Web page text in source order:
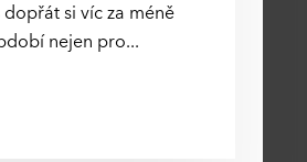
dopřát si víc za méně
nejen pro